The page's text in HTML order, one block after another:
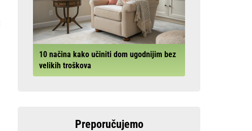
10 načina kako učiniti dom ugodnijim bez
velikih troškova
Preporučujemo